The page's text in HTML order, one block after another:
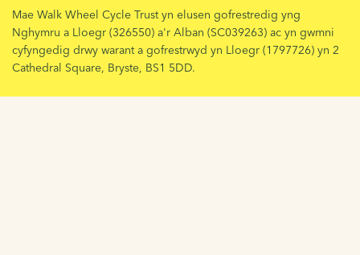
Mae Walk Wheel Cycle Trust yn elusen gofrestredig yng
Nghymru a Lloegr (326550) a'r Alban (SC039263) ac yn gwmni
cyfyngedig drwy warant a gofrestrwyd yn Lloegr (1797726) yn 2
Cathedral Square, Bryste, BS1 5DD.